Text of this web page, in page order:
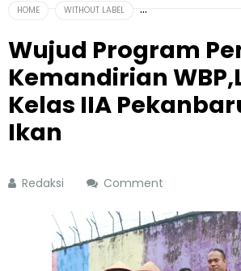
HOME WITHOUT LABEL
Wujud Program
Kemandirian
Kelas IIA
Ikan
Redaksi Comment